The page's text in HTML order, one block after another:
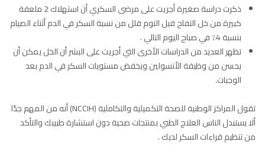
ذكرت دراسة صغيرة أجريت على مرضى السكري أن استهلاك 2 ملعقة
كبيرة من خل التفاح قبل النوم قلل من نسبة السكر في الدم أثناء الصيام
بنسبة 4٪ في صباح اليوم التالي .
تظهر العديد من الدراسات الأخرى التي أجريت على البشر أن الخل يمكن أن
يحسن من وظيفة الأنسولين ويخفض مستويات السكر في الدم بعد
الوجبات.
تقول المراكز الوطنية للصحة التكميلية والتكاملية (NCCIH) أنه من المهم جدًا
ألا يستبدل الناس العلاج الطبي بمنتجات صحية دون استشارة طبيبك والتأكد
من تنظيم قراءات السكر لديك .